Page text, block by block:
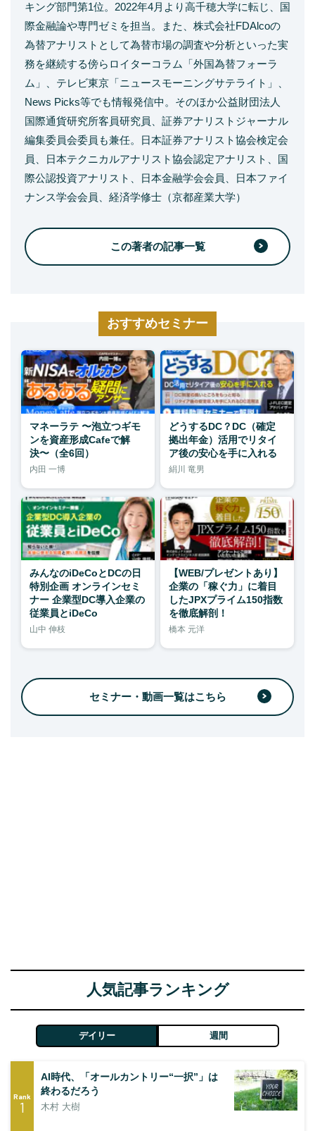
キング部門第1位。2022年4月より高千穂大学に転じ、国
際金融論や専門ゼミを担当。また、株式会社FDAlcoの
為替アナリストとして為替市場の調査や分析といった実
務を継続する傍らロイターコラム「外国為替フォーラ
ム」、テレビ東京「ニュースモーニングサテライト」、
News Picks等でも情報発信中。そのほか公益財団法人
国際通貨研究所客員研究員、証券アナリストジャーナル
編集委員会委員も兼任。日本証券アナリスト協会検定会
員、日本テクニカルアナリスト協会認定アナリスト、国
際公認投資アナリスト、日本金融学会会員、日本ファイ
ナンス学会会員、経済学修士（京都産業大学）
この著者の記事一覧
おすすめセミナー
マネーラテ 〜泡立つギモ
ンを資産形成Cafeで解
決〜（全6回）
内田 一博
どうするDC？DC（確定
拠出年金）活用でリタイ
ア後の安心を手に入れる
絹川 竜男
みんなのiDeCoとDCの日
特別企画 オンラインセミ
ナー 企業型DC導入企業の
従業員とiDeCo
山中 伸枝
【WEB/プレゼントあり】
企業の「稼ぐ力」に着目
したJPXプライム150指数
を徹底解剖！
橋本 元洋
セミナー・動画一覧はこちら
人気記事ランキング
デイリー 週間
Rank
1
AI時代、「オールカントリー“一択”」は
終わるだろう
木村 大樹